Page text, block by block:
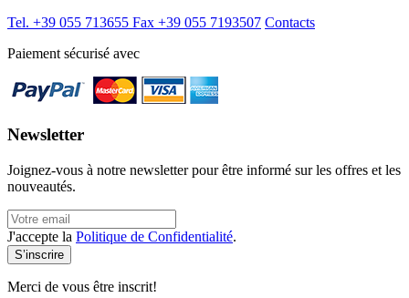
Tel. +39 055 713655 Fax +39 055 7193507 Contacts
Paiement sécurisé avec
Newsletter
Joignez-vous à notre newsletter pour être informé sur les offres et les
nouveautés.
J'accepte la Politique de Confidentialité.
Merci de vous être inscrit!